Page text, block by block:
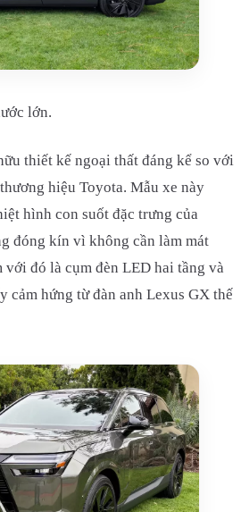
lớn.
thiết kế ngoại thất đáng kể so với
hiệu Toyota. Mẫu xe này
hình con suốt đặc trưng của
đóng kín vì không cần làm mát
đó là cụm đèn LED hai tầng và
cảm hứng từ đàn anh Lexus GX thế